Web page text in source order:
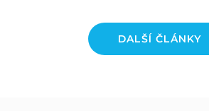
DALŠÍ ČLÁNKY